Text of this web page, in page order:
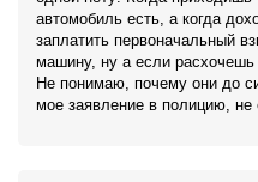
автомобиль есть, а когда
заплатить первоначальный
машину, ну а если расхочешь
Не понимаю, почему они до
мое заявление в полицию, не